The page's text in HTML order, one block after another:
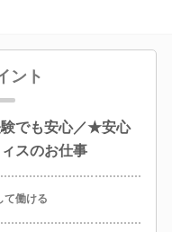
ント
でも安心／★安心
スのお仕事
て働ける